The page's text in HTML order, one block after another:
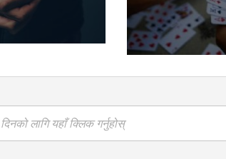
लागि यहाँ क्लिक गर्नुहोस्